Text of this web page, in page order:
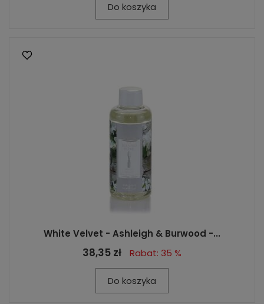
Do koszyka
White Velvet - Ashleigh & Burwood -...
38,35 zł Rabat: 35 %
Do koszyka